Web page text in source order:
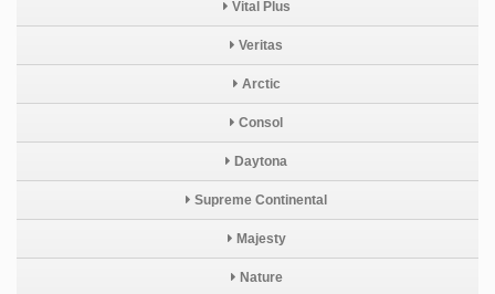
Vital Plus
Veritas
Arctic
Consol
Daytona
Supreme Continental
Majesty
Nature